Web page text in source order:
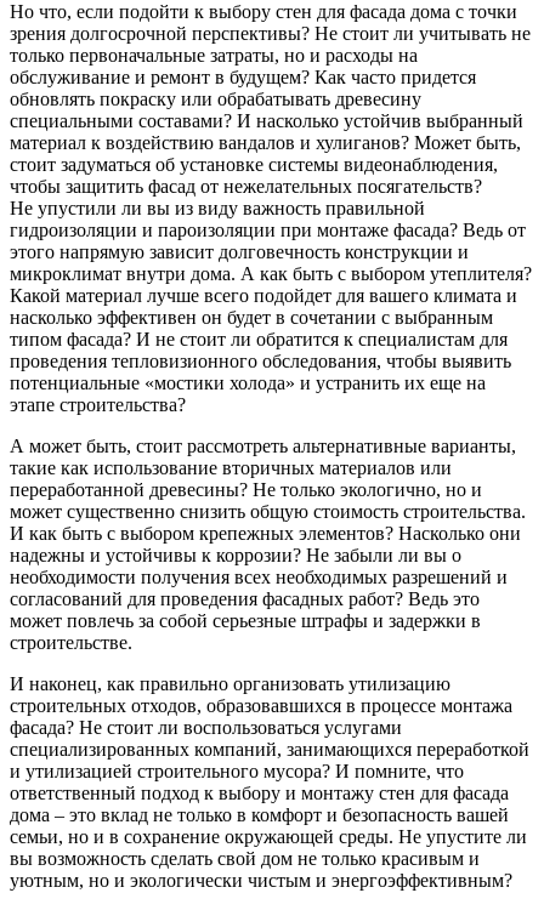
Но что, если подойти к выбору стен для фасада дома с точки
зрения долгосрочной перспективы? Не стоит ли учитывать не
только первоначальные затраты, но и расходы на
обслуживание и ремонт в будущем? Как часто придется
обновлять покраску или обрабатывать древесину
специальными составами? И насколько устойчив выбранный
материал к воздействию вандалов и хулиганов? Может быть,
стоит задуматься об установке системы видеонаблюдения,
чтобы защитить фасад от нежелательных посягательств?
Не упустили ли вы из виду важность правильной
гидроизоляции и пароизоляции при монтаже фасада? Ведь от
этого напрямую зависит долговечность конструкции и
микроклимат внутри дома. А как быть с выбором утеплителя?
Какой материал лучше всего подойдет для вашего климата и
насколько эффективен он будет в сочетании с выбранным
типом фасада? И не стоит ли обратится к специалистам для
проведения тепловизионного обследования, чтобы выявить
потенциальные «мостики холода» и устранить их еще на
этапе строительства?
А может быть, стоит рассмотреть альтернативные варианты,
такие как использование вторичных материалов или
переработанной древесины? Не только экологично, но и
может существенно снизить общую стоимость строительства.
И как быть с выбором крепежных элементов? Насколько они
надежны и устойчивы к коррозии? Не забыли ли вы о
необходимости получения всех необходимых разрешений и
согласований для проведения фасадных работ? Ведь это
может повлечь за собой серьезные штрафы и задержки в
строительстве.
И наконец, как правильно организовать утилизацию
строительных отходов, образовавшихся в процессе монтажа
фасада? Не стоит ли воспользоваться услугами
специализированных компаний, занимающихся переработкой
и утилизацией строительного мусора? И помните, что
ответственный подход к выбору и монтажу стен для фасада
дома – это вклад не только в комфорт и безопасность вашей
семьи, но и в сохранение окружающей среды. Не упустите ли
вы возможность сделать свой дом не только красивым и
уютным, но и экологически чистым и энергоэффективным?